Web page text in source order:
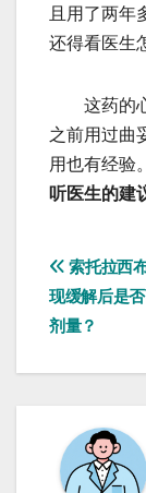
且用了两年
还得看医生
这药的心
之前用过曲
用也有经验。
听医生的建
文
章
导
索托拉西
现缓解后是
剂量？